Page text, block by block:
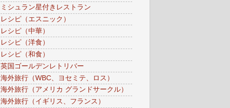
ミシュラン星付きレストラン
レシピ（エスニック）
レシピ（中華）
レシピ（洋食）
レシピ（和食）
英国ゴールデンレトリバー
海外旅行（WBC、ヨセミテ、ロス）
海外旅行（アメリカ グランドサークル）
海外旅行（イギリス、フランス）